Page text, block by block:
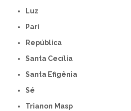
Luz
Pari
República
Santa Cecília
Santa Efigênia
Sé
Trianon Masp